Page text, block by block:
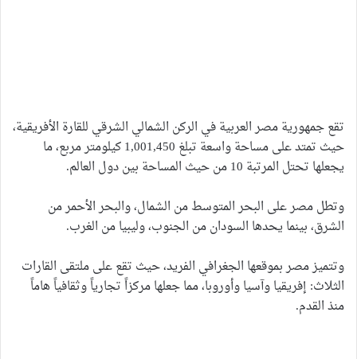
تقع جمهورية مصر العربية في الركن الشمالي الشرقي للقارة الأفريقية،
حيث تمتد على مساحة واسعة تبلغ 1,001,450 كيلومتر مربع، ما
يجعلها تحتل المرتبة 10 من حيث المساحة بين دول العالم.
وتطل مصر على البحر المتوسط من الشمال، والبحر الأحمر من
الشرق، بينما يحدها السودان من الجنوب، وليبيا من الغرب.
وتتميز مصر بموقعها الجغرافي الفريد، حيث تقع على ملتقى القارات
الثلاث: إفريقيا وآسيا وأوروبا، مما جعلها مركزاً تجارياً وثقافياً هاماً
منذ القدم.